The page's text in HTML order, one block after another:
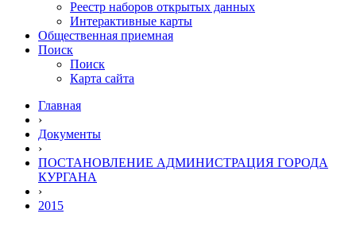
Реестр наборов открытых данных
Интерактивные карты
Общественная приемная
Поиск
Поиск
Карта сайта
Главная
›
Документы
›
ПОСТАНОВЛЕНИЕ АДМИНИСТРАЦИЯ ГОРОДА
КУРГАНА
›
2015